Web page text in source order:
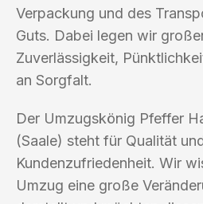
Verpackung und des
Guts. Dabei legen wir
Zuverlässigkeit,
an Sorgfalt.
Der Umzugskönig Pfeffer
(Saale) steht für Qualität
Kundenzufriedenheit. Wir
Umzug eine große